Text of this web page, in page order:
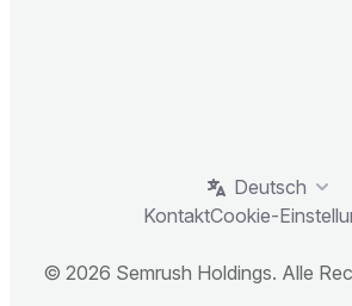
Deutsch
KontaktCookie-
© 2026 Semrush Holdings. Alle